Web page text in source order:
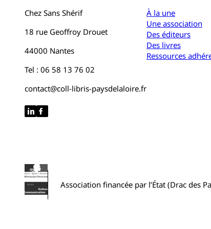
Chez Sans Shérif
18 rue Geoffroy Drouet
44000 Nantes
Tel : 06 58 13 76 02
contact@coll-libris-paysdelaloire.fr
À la une
Une association
Des éditeurs
Des livres
Ressources
Association financée par l’État (Drac des